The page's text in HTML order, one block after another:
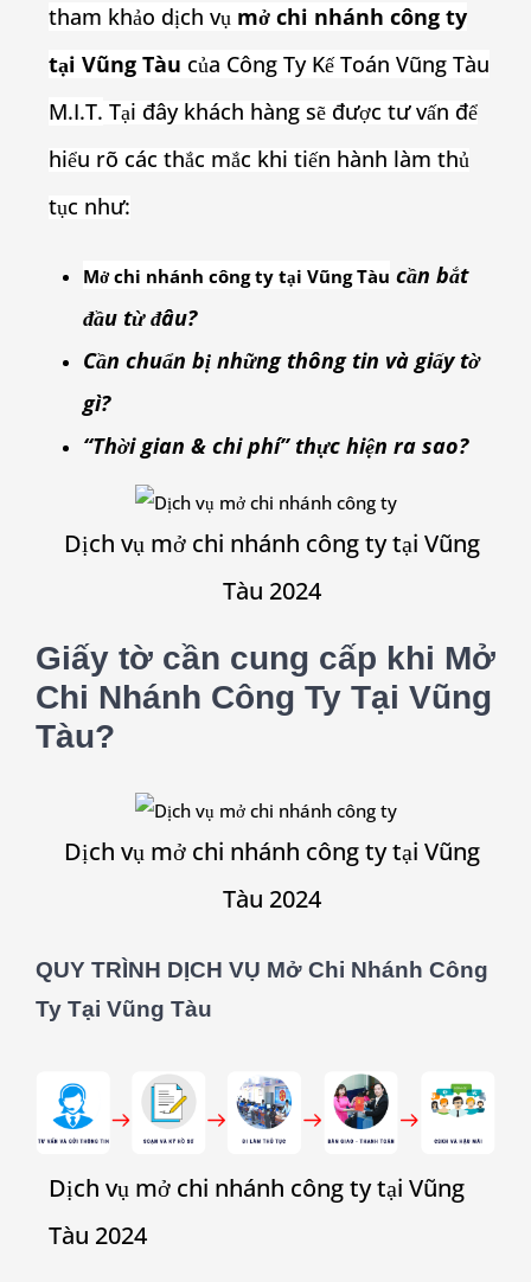
tham khảo dịch vụ mở chi nhánh công ty
tại Vũng Tàu của Công Ty Kế Toán Vũng Tàu
M.I.T. Tại đây khách hàng sẽ được tư vấn để
hiểu rõ các thắc mắc khi tiến hành làm thủ
tục như:
Mở chi nhánh công ty tại Vũng Tàu cần bắt
đầu từ đâu?
Cần chuẩn bị những thông tin và giấy tờ
gì?
“Thời gian & chi phí” thực hiện ra sao?
Dịch vụ mở chi nhánh công ty tại Vũng
Tàu 2024
Giấy tờ cần cung cấp khi Mở
Chi Nhánh Công Ty Tại Vũng
Tàu?
Dịch vụ mở chi nhánh công ty tại Vũng
Tàu 2024
QUY TRÌNH DỊCH VỤ Mở Chi Nhánh Công
Ty Tại Vũng Tàu
Dịch vụ mở chi nhánh công ty tại Vũng
Tàu 2024